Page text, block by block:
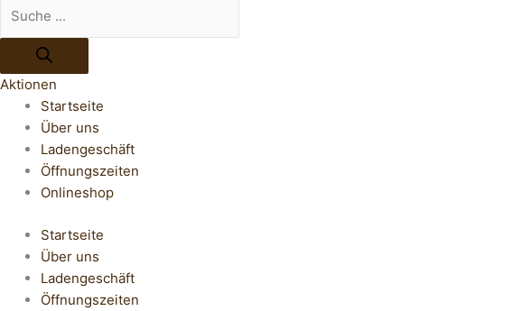
Aktionen
Startseite
Über uns
Ladengeschäft
Öffnungszeiten
Onlineshop
Startseite
Über uns
Ladengeschäft
Öffnungszeiten